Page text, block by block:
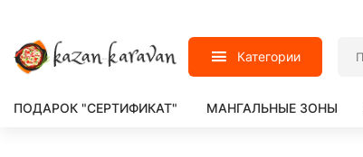
Категории
ПОДАРОК "СЕРТИФИКАТ" МАНГАЛЬНЫЕ ЗОНЫ